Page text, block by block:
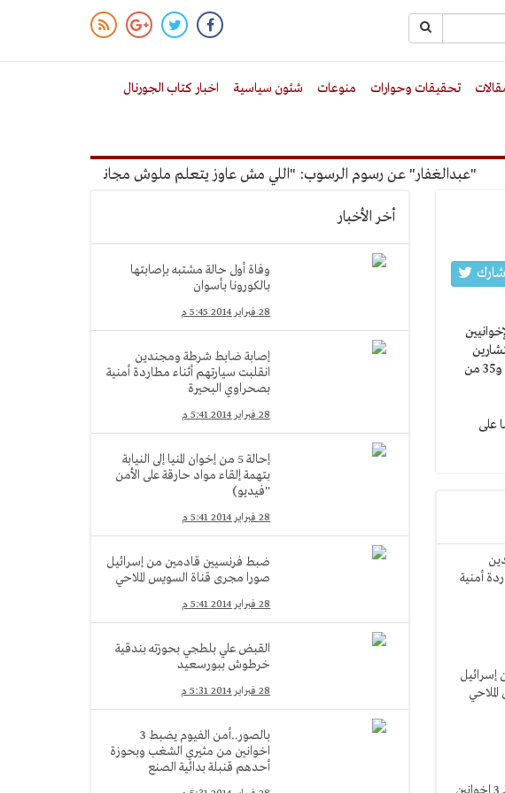
تحقيقات وحوارات منوعات شئون سياسية اخبار كتاب الجورنال
"عبدالغفار" عن رسوم الرسوب: "اللي مش عاوز يتعلم ملوش مجانية"
شارك
الإخوانيين
ياسر الأحمداوي وناصر صادق بربري في قضيتي "التخابر" و"اقتحام السجون " والمتهم فيهما الرئيس المعزول محمد مرسي و35 من
على
أمنية
أخر الأخبار
وفاة أول حالة مشتبه بإصابتها
بالكورونا بأسوان
28 فبراير 2014 5:45 م
إصابة ضابط شرطة ومجندين
انقلبت سيارتهم أثناء مطاردة أمنية
بصحراوي البحيرة
28 فبراير 2014 5:41 م
إحالة 5 من إخوان المنيا إلى النيابة
بتهمة إلقاء مواد حارقة على الأمن
''فيديو)
28 فبراير 2014 5:41 م
ضبط فرنسيين قادمين من إسرائيل
صورا مجرى قناة السويس الملاحي
28 فبراير 2014 5:41 م
القبض علي بلطجي بحوزته بندقية
خرطوش ببورسعيد
28 فبراير 2014 5:31 م
بالصور..أمن الفيوم يضبط 3
اخوانين من مثيري الشغب وبحوزة
أحدهم قنبلة بدائية الصنع